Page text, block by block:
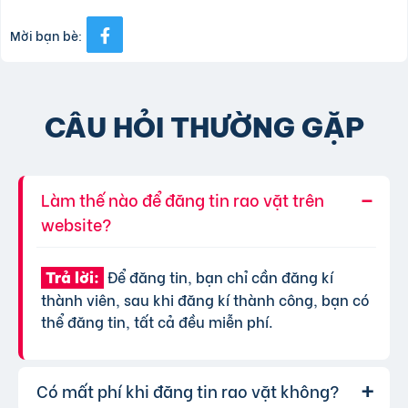
Mời bạn bè:
CÂU HỎI THƯỜNG GẶP
Làm thế nào để đăng tin rao vặt trên
website?
Trả lời: Để đăng tin, bạn chỉ cần đăng kí
thành viên, sau khi đăng kí thành công, bạn có
thể đăng tin, tất cả đều miễn phí.
Có mất phí khi đăng tin rao vặt không?